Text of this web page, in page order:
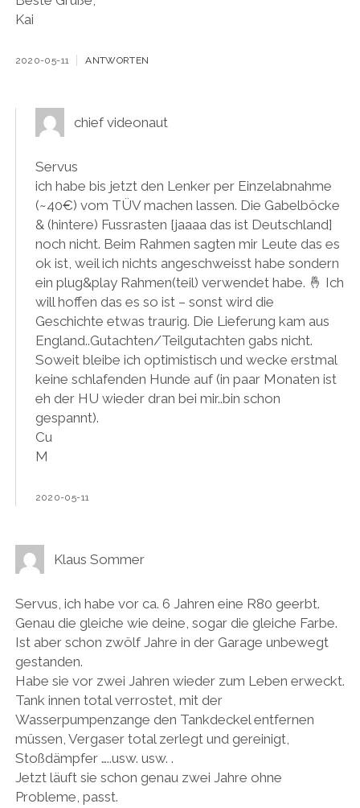
Kai
2020-05-11 ANTWORTEN
chief videonaut
Servus
ich habe bis jetzt den Lenker per Einzelabnahme
(~40€) vom TÜV machen lassen. Die Gabelböcke
& (hintere) Fussrasten [jaaaa das ist Deutschland]
noch nicht. Beim Rahmen sagten mir Leute das es
ok ist, weil ich nichts angeschweisst habe sondern
ein plug&play Rahmen(teil) verwendet habe. 🤞 Ich
will hoffen das es so ist – sonst wird die
Geschichte etwas traurig. Die Lieferung kam aus
England..Gutachten/Teilgutachten gabs nicht.
Soweit bleibe ich optimistisch und wecke erstmal
keine schlafenden Hunde auf (in paar Monaten ist
eh der HU wieder dran bei mir..bin schon
gespannt).
Cu
M
2020-05-11
Klaus Sommer
Servus, ich habe vor ca. 6 Jahren eine R80 geerbt.
Genau die gleiche wie deine, sogar die gleiche Farbe.
Ist aber schon zwölf Jahre in der Garage unbewegt
gestanden.
Habe sie vor zwei Jahren wieder zum Leben erweckt.
Tank innen total verrostet, mit der
Wasserpumpenzange den Tankdeckel entfernen
müssen, Vergaser total zerlegt und gereinigt,
Stoßdämpfer …..usw. usw. .
Jetzt läuft sie schon genau zwei Jahre ohne
Probleme, passt.